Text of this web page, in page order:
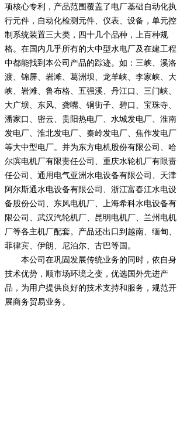
项核心专利，产品范围覆盖了电厂基础自动化执
行元件，自动化检测元件、仪表、设备，单元控
制系统装置三大类，四十几个品种，上百种规
格。在国内几乎所有的大中型水电厂及在建工程
中都能找到本公司产品的踪迹。如：三峡、溪洛
渡、锦屏、岩滩、葛洲坝、龙羊峡、李家峡、大
峡、岩滩、鲁布格、五强溪、丹江口、三门峡、
大广坝、东风、龚嘴、铜街子、碧口、宝珠寺、
潘家口、密云、贵阳热电厂、水城发电厂、淮南
发电厂、淮北发电厂、秦岭发电厂、焦作发电厂
等大中型电厂。并为东方电机股份有限公司、哈
尔滨电机厂有限责任公司、重庆水轮机厂有限责
任公司、通用电气亚洲水电设备有限公司、天津
阿尔斯通水电设备有限公司、浙江富春江水电设
备股份公司、东风电机厂、上海希科水电设备有
限公司、武汉汽轮机厂、昆明电机厂、兰州电机
厂等各主机厂配套。产品还出口到越南、缅甸、
菲律宾、伊朗、尼泊尔、古巴等国。
本公司在巩固发展传统业务的同时，依自身
技术优势，顺市场环境之变，优选国外先进产
品，为用户提供良好的技术支持和服务，规范开
展商务贸易业务。